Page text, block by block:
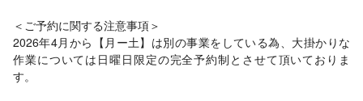
＜ご予約に関する注意事項＞
2026年4月から【月ー土】は別の事業をしている為、大掛かりな
作業については日曜日限定の完全予約制とさせて頂いておりま
す。